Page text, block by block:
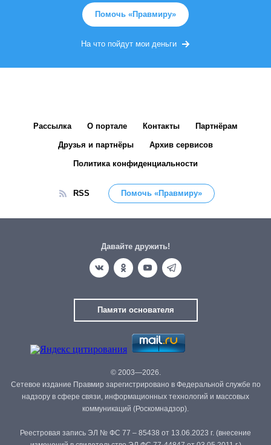
Помочь «Правмиру»
На что пойдут мои деньги
Рассылка О портале Контакты Партнёрам
Друзья и партнёры Архив сервисов
Политика конфиденциальности
RSS Помочь «Правмиру»
Давайте дружить!
Памяти основателя
© 2003—2026.
Сетевое издание Правмир зарегистрировано в Федеральной службе по
надзору в сфере связи, информационных технологий и массовых
коммуникаций (Роскомнадзор).
Реестровая запись ЭЛ № ФС 77 – 85438 от 13.06.2023 г. (внесение